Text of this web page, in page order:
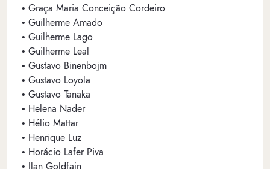
• Graça Maria Conceição Cordeiro
• Guilherme Amado
• Guilherme Lago
• Guilherme Leal
• Gustavo Binenbojm
• Gustavo Loyola
• Gustavo Tanaka
• Helena Nader
• Hélio Mattar
• Henrique Luz
• Horácio Lafer Piva